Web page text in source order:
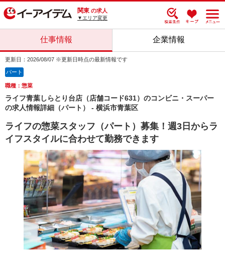
関東 の求人
▼エリア変更
仕事情報 企業情報
更新日：2026/08/07 ※更新日時点の最新情報です
パート
職種：惣菜
ライフ青葉しらとり台店（店舗コード631）のコンビニ・スーパー
の求人情報詳細（パート） - 横浜市青葉区
ライフの惣菜スタッフ（パート）募集！週3日からラ
イフスタイルに合わせて勤務できます